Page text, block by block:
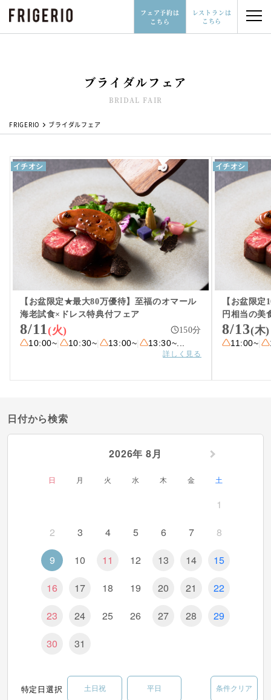
フェア予約は
こちら
レストランは
こちら
レストランはこちら フェア予約はこちら
06-6532-3277
レストランウェディングとは
会場について
ブライダルフェア
料金・プラン例
ウェディングレポート
アクセス
ブライダルフェア
BRIDAL FAIR
FRIGERIO ブライダルフェア
イチオシ
【お盆限定★最大80万優待】至福のオマール
海老試食×ドレス特典付フェア
8/11(火) 150分
10:00~ 10:30~ 13:00~ 13:30~
詳しく見る
イチオシ
【お盆限
円相当の美
8/13(木)
11:00~
日付から検索
2026年 8月
日 月 火 水 木 金 土
1
2
3 4 5 6 7
8
9
10 11 12 13 14
15
16
17 18 19 20 21
22
23
24 25 26 27 28
29
30
31
特定日選択 土日祝 平日 条件クリア